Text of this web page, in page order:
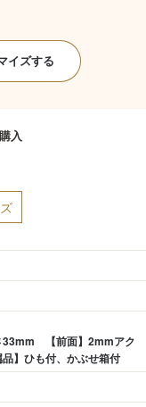
イズする
入
33mm 【前面】2mmアク
】ひも付、かぶせ箱付